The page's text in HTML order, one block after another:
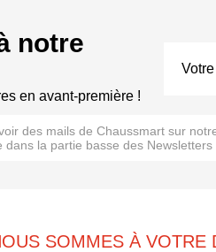
notre
en avant-première !
des mails de Chaussmart sur
la partie basse des
SOMMES À VOTRE